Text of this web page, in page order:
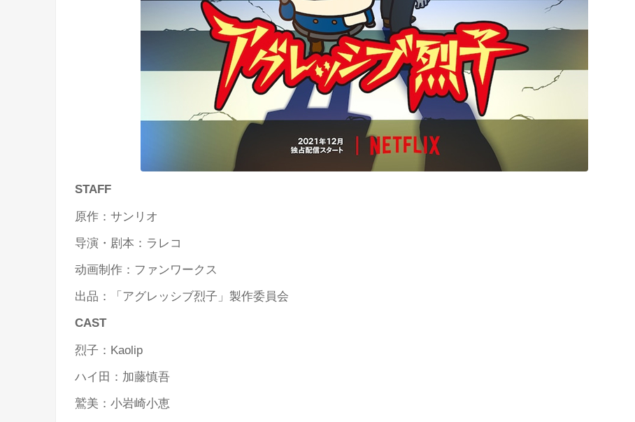
STAFF
原作：サンリオ
导演・剧本：ラレコ
动画制作：ファンワークス
出品：「アグレッシブ烈子」製作委員会
CAST
烈子：Kaolip
ハイ田：加藤慎吾
鷲美：小岩崎小恵